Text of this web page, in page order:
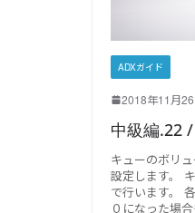
ADXガイド
2018年11月
中級編.22
キューのボリ
設定します。
で行います。
０になった場